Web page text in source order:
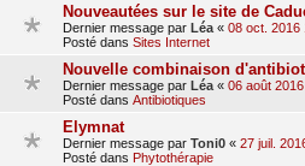
Nouveautées sur le site de
Dernier message par Léa « 08 oct. 2016
Posté dans Sites Internet
Nouvelle combinaison
Dernier message par Léa « 06 août 2016
Posté dans Antibiotiques
Elymnat
Dernier message par Toni0 « 27 juil.
Posté dans Phytothérapie